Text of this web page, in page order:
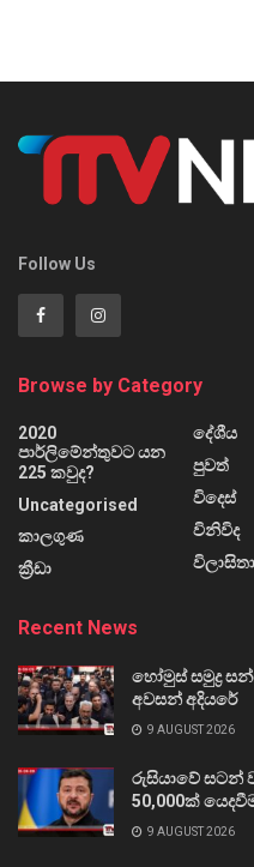
Follow Us
Browse by Category
2020
පාර්ලිමේන්තුවට යන
225 කවුද?
Uncategorised
කාලගුණ
ක්‍රීඩා
දේශීය
පුවත්
විදෙස්
විනිවිද
විලාසිතා
Recent News
හෝමුස් සමුද්‍ර
අවසන් අදියරේ
9 AUGUST 2026
රුසියාවේ සටන්
50,000ක්
9 AUGUST 2026